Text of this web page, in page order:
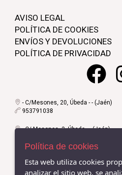
AVISO LEGAL
POLÍTICA DE COOKIES
ENVÍOS Y DEVOLUCIONES
POLÍTICA DE PRIVACIDAD
- C/Mesones, 20, Úbeda - - (Jaén)
953791038
- C/ Mesones, 2, Úbeda - - (Jaén)
Política de cookies
Esta web utiliza cookies
analizar el sitio web, se